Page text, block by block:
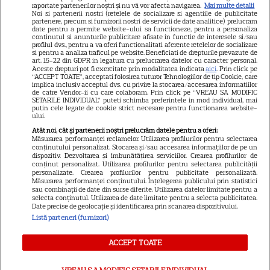
Avantaje
Elle
Unica
Retete practice
URMĂREȘTE-NE PE
Copyright2026 Ringier Romania – Toate Drepturile rezervate
Jocurile de noroc sunt interzise minorilor.
raportate partenerilor noștri și nu vă vor afecta navigarea. Mai multe detalii
Noi si partenerii nostri (retelele de socializare si agentiile de publicitate
partenere, precum si furnizorii nostri de servicii de date analitice) prelucram
date pentru a permite website-ului sa functioneze, pentru a personaliza
continutul si anunturile publicitare afisate in functie de interesele si/sau
profilul dvs., pentru a va oferi functionalitati aferente retelelor de socializare
si pentru a analiza traficul pe website. Beneficiati de drepturile prevazute de
art. 15-22 din GDPR in legatura cu prelucrarea datelor cu caracter personal.
Aceste drepturi pot fi exercitate prin modalitatea indicataaici. Prin click pe
“ACCEPT TOATE”, acceptati folosirea tuturor Tehnologiilor de tip Cookie, care
implica inclusiv acceptul dvs. cu privire la stocarea/accesarea informatiilor
de catre Vendor-ii cu care colaboram. Prin click pe “VREAU SA MODIFIC
SETARILE INDIVIDUAL” puteti schimba preferintele in mod individual, mai
putin cele legate de cookie strict necesare pentru functionarea website-
ului.
Atât noi, cât și partenerii noștri prelucrăm datele pentru a oferi:
Măsurarea performanței reclamelor. Utilizarea profilurilor pentru selectarea
conținutului personalizat. Stocarea și/sau accesarea informațiilor de pe un
dispozitiv. Dezvoltarea și îmbunătățirea serviciilor. Crearea profilurilor de
conținut personalizat. Utilizarea profilurilor pentru selectarea publicității
personalizate. Crearea profilurilor pentru publicitate personalizată.
Măsurarea performanței conținutului. Înțelegerea publicului prin statistici
sau combinații de date din surse diferite. Utilizarea datelor limitate pentru a
selecta conținutul. Utilizarea de date limitate pentru a selecta publicitatea.
Date precise de geolocație și identificarea prin scanarea dispozitivului.
Listă parteneri (furnizori)
ACCEPT TOATE